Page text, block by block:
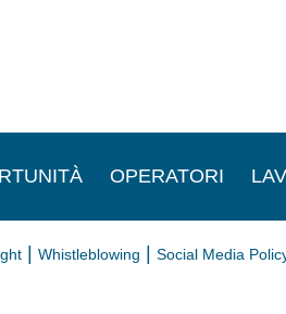
OPERATORI
Whistleblowing Social Media